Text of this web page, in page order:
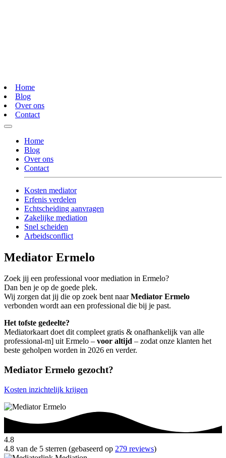
Home
Blog
Over ons
Contact
Home
Blog
Over ons
Contact
Kosten mediator
Erfenis verdelen
Echtscheiding aanvragen
Zakelijke mediation
Snel scheiden
Arbeidsconflict
Mediator Ermelo
Zoek jij een professional voor mediation in Ermelo?
Dan ben je op de goede plek.
Wij zorgen dat jij die op zoek bent naarMediator Ermelo
verbonden wordt aan een professional die bij je past.
Het tofste gedeelte?
Mediatorkaart doet dit compleet gratis & onafhankelijk van alle
professional-m] uit Ermelo – voor altijd – zodat onze klanten het
beste geholpen worden in 2026 en verder.
Mediator Ermelo gezocht?
Kosten inzichtelijk krijgen
4.8
4.8 van de 5 sterren (gebaseerd op 279 reviews)